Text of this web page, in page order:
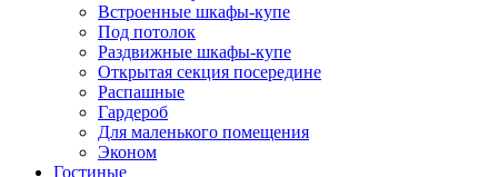
Встроенные шкафы-купе
Под потолок
Раздвижные шкафы-купе
Открытая секция посередине
Распашные
Гардероб
Для маленького помещения
Эконом
Гостиные